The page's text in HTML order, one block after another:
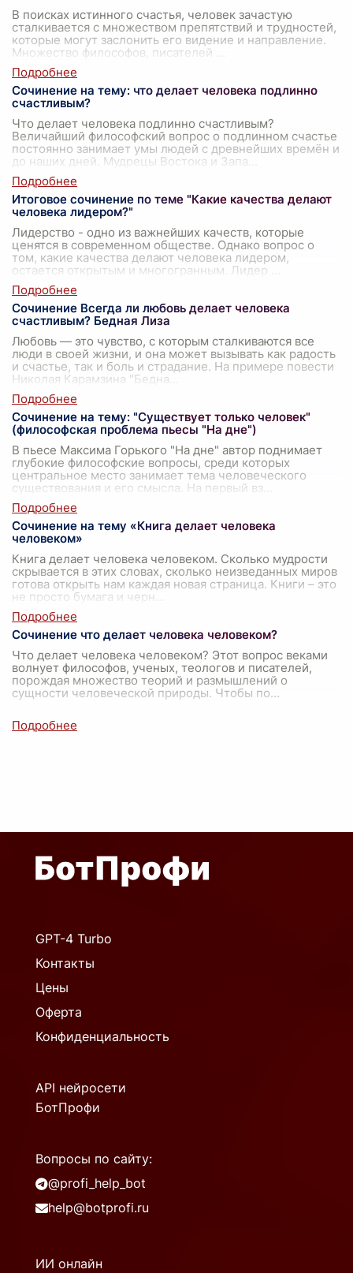
В поисках истинного счастья, человек зачастую
сталкивается с множеством препятствий и трудностей,
которые могут заслонить его видение и направление.
Множество философов, писателей
Сочинение на тему: что делает человека подлинно
счастливым?
Что делает человека подлинно счастливым?
Величайший философский вопрос о подлинном счастье
постоянно занимает умы людей с древнейших времён и
до наших дней. Мудрецы Востока и Запа
Итоговое сочинение по теме "Какие качества делают
человека лидером?"
Лидерство - одно из важнейших качеств, которые
ценятся в современном обществе. Однако вопрос о
том, какие качества делают человека лидером,
остается открытым и многогранным. Лидер
Сочинение Всегда ли любовь делает человека
счастливым? Бедная Лиза
Любовь — это чувство, с которым сталкиваются все
люди в своей жизни, и она может вызывать как радость
и счастье, так и боль и страдание. На примере повести
Николая Карамзина "Бедна
Сочинение на тему: "Существует только человек"
(философская проблема пьесы "На дне")
В пьесе Максима Горького "На дне" автор поднимает
глубокие философские вопросы, среди которых
центральное место занимает тема человеческого
существования и его смысла. На первый вз
Сочинение на тему «Книга делает человека
человеком»
Книга делает человека человеком. Сколько мудрости
скрывается в этих словах, сколько неизведанных миров
готова открыть нам каждая новая страница. Книги – это
не просто бумага и черн
Сочинение что делает человека человеком?
Что делает человека человеком? Этот вопрос веками
волнует философов, ученых, теологов и писателей,
порождая множество теорий и размышлений о
сущности человеческой природы. Чтобы по...
GPT-4 Turbo
Контакты
Цены
Оферта
Конфиденциальность
API нейросети
БотПрофи
Вопросы по сайту:
@profi_help_bot
help@botprofi.ru
ИИ онлайн